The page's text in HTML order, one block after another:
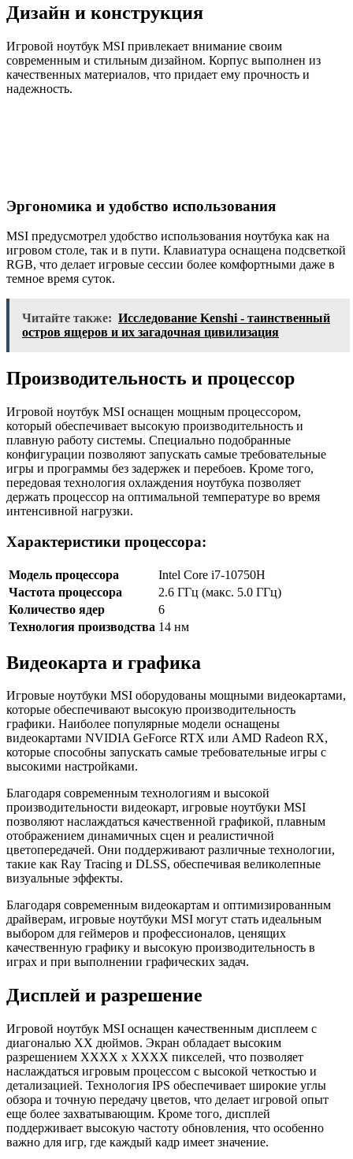
Дизайн и конструкция
Игровой ноутбук MSI привлекает внимание своим
современным и стильным дизайном. Корпус выполнен из
качественных материалов, что придает ему прочность и
надежность.
Эргономика и удобство использования
MSI предусмотрел удобство использования ноутбука как на
игровом столе, так и в пути. Клавиатура оснащена подсветкой
RGB, что делает игровые сессии более комфортными даже в
темное время суток.
Читайте также: Исследование Kenshi - таинственный
остров ящеров и их загадочная цивилизация
Производительность и процессор
Игровой ноутбук MSI оснащен мощным процессором,
который обеспечивает высокую производительность и
плавную работу системы. Специально подобранные
конфигурации позволяют запускать самые требовательные
игры и программы без задержек и перебоев. Кроме того,
передовая технология охлаждения ноутбука позволяет
держать процессор на оптимальной температуре во время
интенсивной нагрузки.
Характеристики процессора:
Модель процессора
Intel Core i7-10750H
Частота процессора
2.6 ГГц (макс. 5.0 ГГц)
Количество ядер
6
Технология производства 14 нм
Видеокарта и графика
Игровые ноутбуки MSI оборудованы мощными видеокартами,
которые обеспечивают высокую производительность
графики. Наиболее популярные модели оснащены
видеокартами NVIDIA GeForce RTX или AMD Radeon RX,
которые способны запускать самые требовательные игры с
высокими настройками.
Благодаря современным технологиям и высокой
производительности видеокарт, игровые ноутбуки MSI
позволяют наслаждаться качественной графикой, плавным
отображением динамичных сцен и реалистичной
цветопередачей. Они поддерживают различные технологии,
такие как Ray Tracing и DLSS, обеспечивая великолепные
визуальные эффекты.
Благодаря современным видеокартам и оптимизированным
драйверам, игровые ноутбуки MSI могут стать идеальным
выбором для геймеров и профессионалов, ценящих
качественную графику и высокую производительность в
играх и при выполнении графических задач.
Дисплей и разрешение
Игровой ноутбук MSI оснащен качественным дисплеем с
диагональю XX дюймов. Экран обладает высоким
разрешением XXXX х XXXX пикселей, что позволяет
наслаждаться игровым процессом с высокой четкостью и
детализацией. Технология IPS обеспечивает широкие углы
обзора и точную передачу цветов, что делает игровой опыт
еще более захватывающим. Кроме того, дисплей
поддерживает высокую частоту обновления, что особенно
важно для игр, где каждый кадр имеет значение.